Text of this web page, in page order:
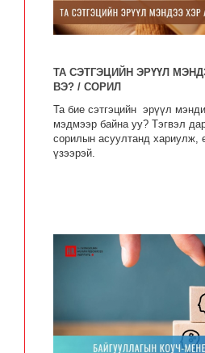
TA СЭТГЭЦИЙН ЭРҮҮЛ
ВЭ? / СОРИЛ
Та бие сэтгэцийн эрүүл
мэдмээр байна уу? Тэгвэл
сорилын асуултанд хариулж,
үзээрэй.